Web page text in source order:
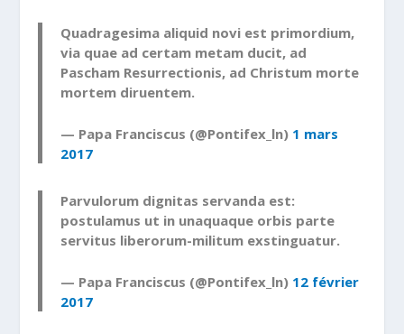
Quadragesima aliquid novi est primordium,
via quae ad certam metam ducit, ad
Pascham Resurrectionis, ad Christum morte
mortem diruentem.
— Papa Franciscus (@Pontifex_ln) 1 mars
2017
Parvulorum dignitas servanda est:
postulamus ut in unaquaque orbis parte
servitus liberorum-militum exstinguatur.
— Papa Franciscus (@Pontifex_ln) 12 février
2017